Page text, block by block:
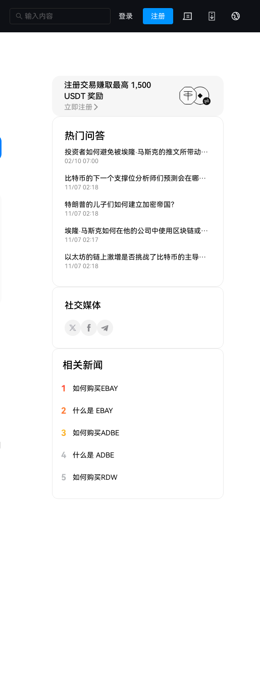
登录 注册
注册交易赚取最高 1,500
USDT 奖励
立即注册
热门问答
投资者如何避免被埃隆·马斯克的推文所带动的炒作？
02/10 07:00
比特币的下一个支撑位分析师们预测会在哪里？
11/07 02:18
特朗普的儿子们如何建立加密帝国？
11/07 02:18
埃隆·马斯克如何在他的公司中使用区块链或加密货币？
11/07 02:17
以太坊的链上激增是否挑战了比特币的主导地位？
11/07 02:18
社交媒体
相关新闻
1 如何购买EBAY
2 什么是 EBAY
3 如何购买ADBE
4 什么是 ADBE
5 如何购买RDW